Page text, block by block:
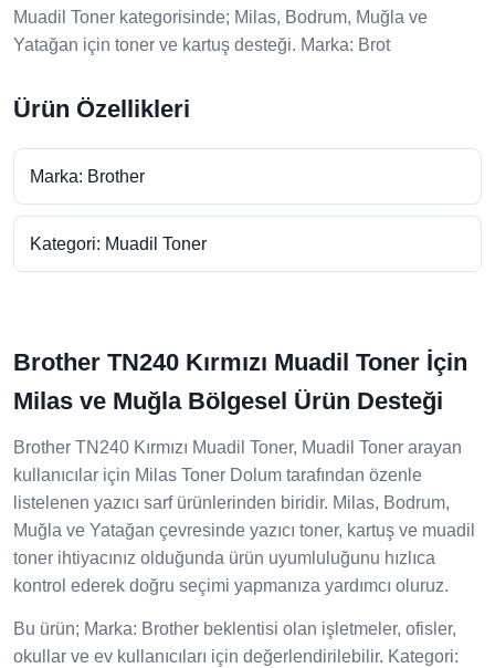
Muadil Toner kategorisinde; Milas, Bodrum, Muğla ve
Yatağan için toner ve kartuş desteği. Marka: Brot
Ürün Özellikleri
Marka: Brother
Kategori: Muadil Toner
Brother TN240 Kırmızı Muadil Toner İçin
Milas ve Muğla Bölgesel Ürün Desteği
Brother TN240 Kırmızı Muadil Toner, Muadil Toner arayan
kullanıcılar için Milas Toner Dolum tarafından özenle
listelenen yazıcı sarf ürünlerinden biridir. Milas, Bodrum,
Muğla ve Yatağan çevresinde yazıcı toner, kartuş ve muadil
toner ihtiyacınız olduğunda ürün uyumluluğunu hızlıca
kontrol ederek doğru seçimi yapmanıza yardımcı oluruz.
Bu ürün; Marka: Brother beklentisi olan işletmeler, ofisler,
okullar ve ev kullanıcıları için değerlendirilebilir. Kategori: